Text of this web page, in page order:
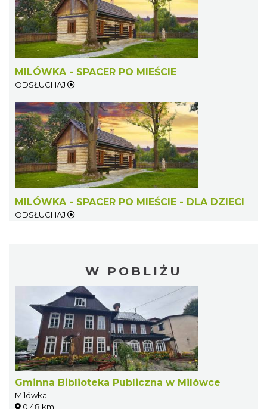
MILÓWKA - SPACER PO MIEŚCIE
ODSŁUCHAJ
MILÓWKA - SPACER PO MIEŚCIE - DLA DZIECI
ODSŁUCHAJ
W POBLIŻU
Gminna Biblioteka Publiczna w Milówce
Milówka
0.48 km